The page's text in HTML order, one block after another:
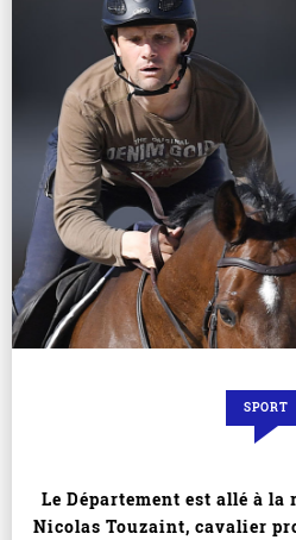
SPORT
Le Département est allé à
Nicolas Touzaint, cavalier